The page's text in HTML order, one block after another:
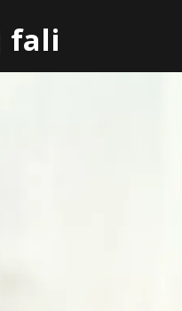
fali